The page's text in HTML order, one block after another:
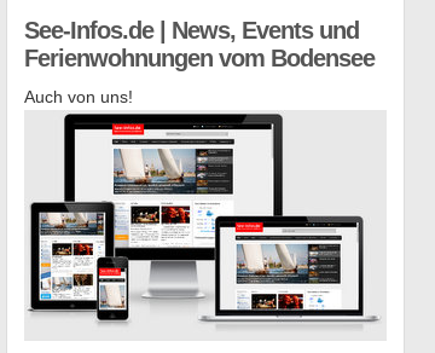
See-Infos.de | News, Events und
Ferienwohnungen vom Bodensee
Auch von uns!